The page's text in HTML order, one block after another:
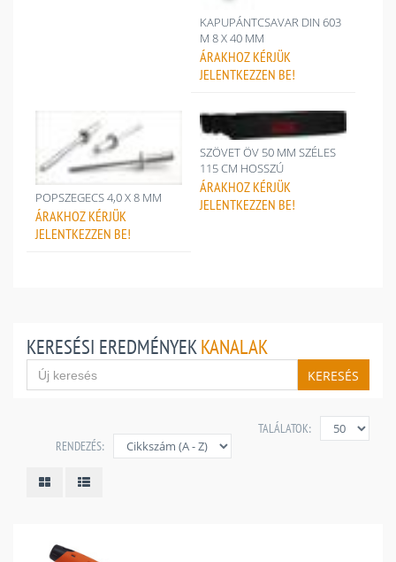
KAPUPÁNTCSAVAR DIN 603
M 8 X 40 MM
ÁRAKHOZ KÉRJÜK
JELENTKEZZEN BE!
POPSZEGECS 4,0 X 8 MM
ÁRAKHOZ KÉRJÜK
JELENTKEZZEN BE!
SZÖVET ÖV 50 MM SZÉLES
115 CM HOSSZÚ
ÁRAKHOZ KÉRJÜK
JELENTKEZZEN BE!
KERESÉSI EREDMÉNYEKKANALAK
KERESÉS
TALÁLATOK:
RENDEZÉS: